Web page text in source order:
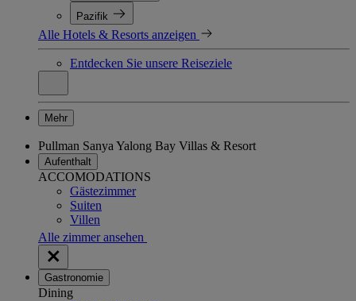
Pazifik
Alle Hotels & Resorts anzeigen
Entdecken Sie unsere Reiseziele
Mehr
Pullman Sanya Yalong Bay Villas & Resort
Aufenthalt
ACCOMODATIONS
Gästezimmer
Suiten
Villen
Alle zimmer ansehen
Gastronomie
Dining